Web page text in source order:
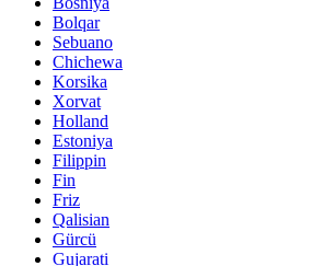
Bolqar
Sebuano
Chichewa
Korsika
Xorvat
Holland
Estoniya
Filippin
Fin
Friz
Qalisian
Gürcü
Gujarati